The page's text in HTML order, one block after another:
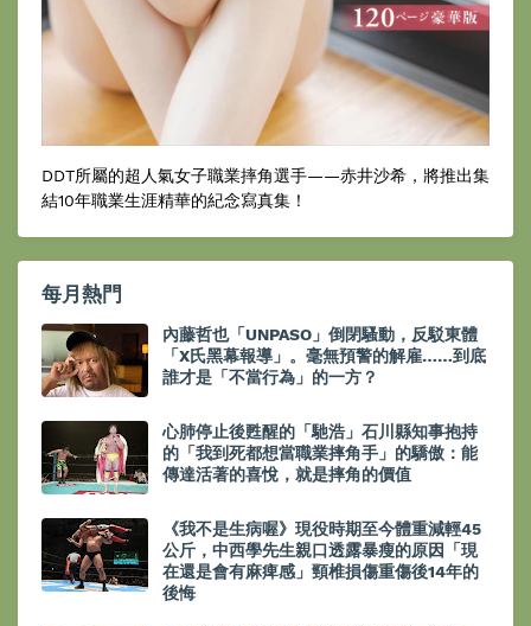
DDT所屬的超人氣女子職業摔角選手——赤井沙希，將推出集
結10年職業生涯精華的紀念寫真集！
每月熱門
內藤哲也「UNPASO」倒閉騷動，反駁東體
「X氏黑幕報導」。毫無預警的解雇……到底
誰才是「不當行為」的一方？
心肺停止後甦醒的「馳浩」石川縣知事抱持
的「我到死都想當職業摔角手」的驕傲：能
傳達活著的喜悅，就是摔角的價值
《我不是生病喔》現役時期至今體重減輕45
公斤，中西學先生親口透露暴瘦的原因「現
在還是會有麻痺感」頸椎損傷重傷後14年的
後悔